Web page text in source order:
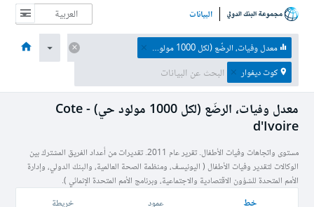
البيانات
الصفحة الرئيسية الاقتصادات الموضوعات البيانات والموارد نبذة عن معدل وفيات، الرضّع (لكل 1000 مولود حي)
كوت ديفوار
معدل وفيات، الرضّع (لكل 1000 مولود حي) - Cote
d'Ivoire
مستوى واتجاهات وفيات الأطفال. تقرير عام 2011. تقديرات من أعداد الفريق المشترك بين
الوكالات لتقدير وفيات الأطفال ( اليونيسف، ومنظمة الصحة العالمية، والبنك الدولي، وإدارة
الأمم المتحدة للشؤون الاقتصادية والاجتماعية، وبرنامج الأمم المتحدة الإنمائي ).
خط عمود خريطة